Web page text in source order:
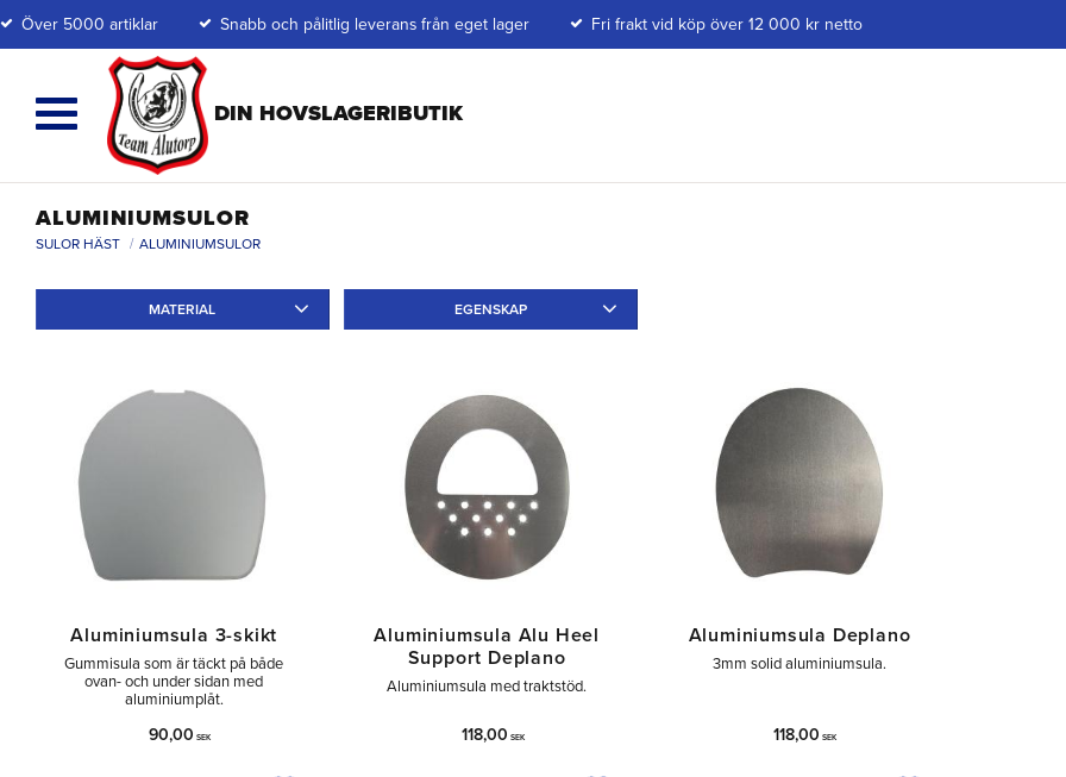
Över 5000 artiklar Snabb och pålitlig leverans från eget lager Fri frakt vid köp över 12 000 kr netto
ALUMINIUMSULOR
SULOR HÄST ALUMINIUMSULOR
MATERIAL EGENSKAP
Aluminiumsula 3-skikt
Gummisula som är täckt på både
ovan- och under sidan med
aluminiumplåt.
90,00 SEK
Aluminiumsula Alu Heel
Support Deplano
Aluminiumsula med traktstöd.
118,00 SEK
Aluminiumsula Deplano
3mm solid aluminiumsula.
118,00 SEK